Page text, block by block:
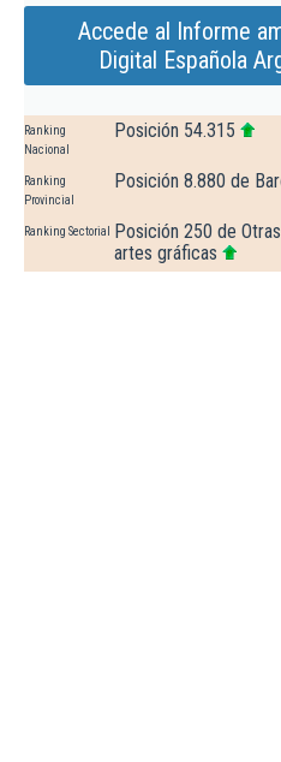
Accede al Informe
Digital Española
Ranking
Nacional
Posición 54.315
Ranking
Provincial
Posición 8.880 de
Ranking Sectorial
Posición 250 de
artes gráficas